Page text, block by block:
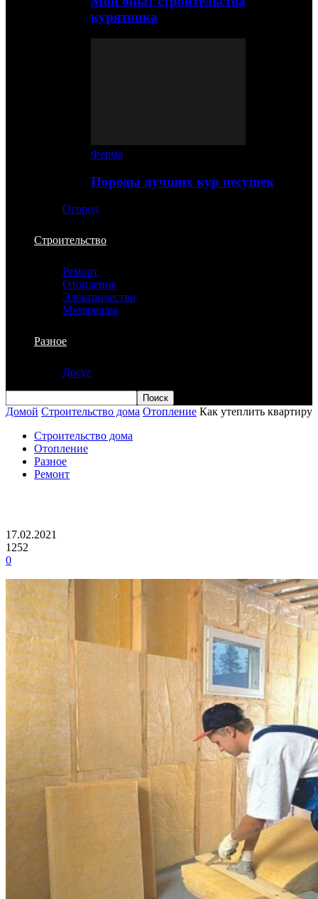
курятника
Ферма
Породы лучших кур несушек
Огород
Строительство
Ремонт
Отопление
Электричество
Материалы
Разное
Досуг
Домой Строительство дома Отопление Как утеплить квартиру
Строительство дома
Отопление
Разное
Ремонт
17.02.2021
1252
0